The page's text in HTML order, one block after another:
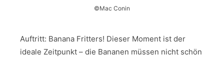
©Mac Conin
Auftritt: Banana Fritters! Dieser Moment ist der
ideale Zeitpunkt – die Bananen müssen nicht schön